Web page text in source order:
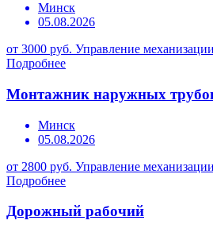
Минск
05.08.2026
от 3000 руб. Управление
Подробнее
Монтажник наружных
Минск
05.08.2026
от 2800 руб. Управление
Подробнее
Дорожный рабочий